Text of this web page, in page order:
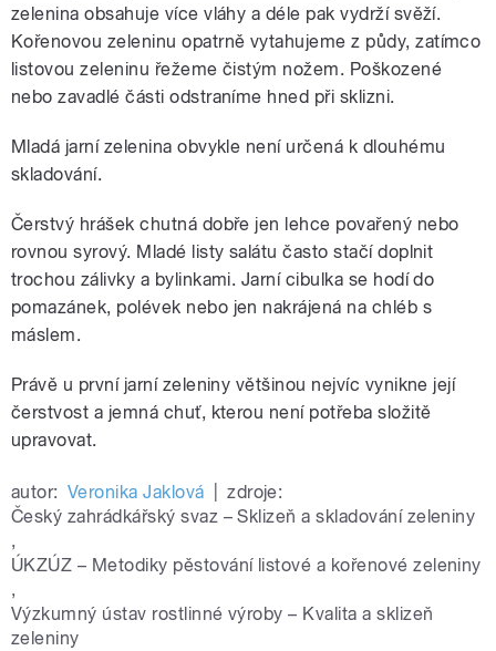
zelenina obsahuje více vláhy a déle pak vydrží svěží.
Kořenovou zeleninu opatrně vytahujeme z půdy, zatímco
listovou zeleninu řežeme čistým nožem. Poškozené
nebo zavadlé části odstraníme hned při sklizni.
Mladá jarní zelenina obvykle není určená k dlouhému
skladování.
Čerstvý hrášek chutná dobře jen lehce povařený nebo
rovnou syrový. Mladé listy salátu často stačí doplnit
trochou zálivky a bylinkami. Jarní cibulka se hodí do
pomazánek, polévek nebo jen nakrájená na chléb s
máslem.
Právě u první jarní zeleniny většinou nejvíc vynikne její
čerstvost a jemná chuť, kterou není potřeba složitě
upravovat.
autor: Veronika Jaklová
zdroje:
Český zahrádkářský svaz – Sklizeň a skladování zeleniny
,
ÚKZÚZ – Metodiky pěstování listové a kořenové zeleniny
,
Výzkumný ústav rostlinné výroby – Kvalita a sklizeň
zeleniny